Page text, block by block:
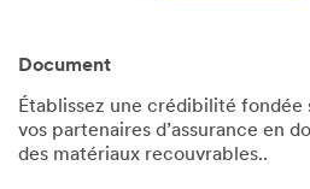
Document
Établissez une crédibilité fondée
vos partenaires d’assurance en
des matériaux recouvrables..